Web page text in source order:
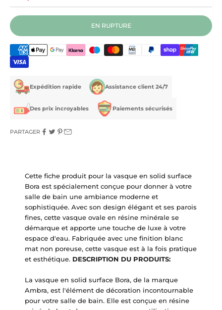
EN RUPTURE
Expédition rapide Assistance client 24/7
Des prix incroyables Paiements sécurisés
PARTAGER
Cette fiche produit pour la vasque en solid surface
Bora est spécialement conçue pour donner à votre
salle de bain une ambiance moderne et
sophistiquée. Avec son design élégant et ses parois
fines, cette vasque ovale en résine minérale se
démarque et apporte une touche de luxe à votre
espace d'eau. Fabriquée avec une finition blanc
mat non poreuse, cette vasque est à la fois pratique
et esthétique. DESCRIPTION DU PRODUITS:
La vasque en solid surface Bora, de la marque
Ambra, est l'élément de décoration incontournable
pour votre salle de bain. Elle est conçue en résine